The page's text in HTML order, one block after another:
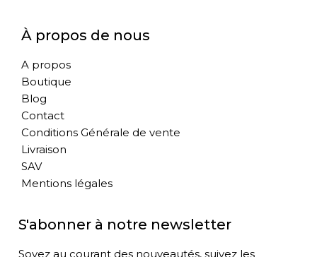
À propos de nous
A propos
Boutique
Blog
Contact
Conditions Générale de vente
Livraison
SAV
Mentions légales
S'abonner à notre newsletter
Soyez au courant des nouveautés, suivez les